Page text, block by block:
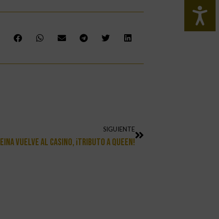
SIGUIENTE
Vuelve Al Casino, ¡tributo A QUEEN!